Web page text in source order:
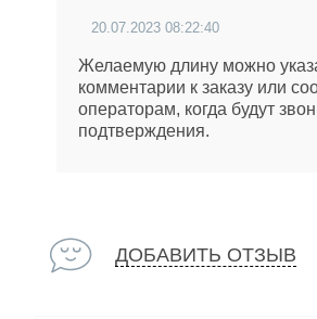
20.07.2023 08:22:40
Желаемую длину можно
комментарии к заказу или
операторам, когда будут
подтверждения.
ДОБАВИТЬ ОТЗЫВ